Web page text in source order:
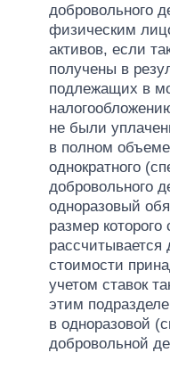
добровольного
физическим
активов, если
получены в
подлежащих в
не были
в полном
однократного
добровольного
одноразовый
размер
рассчитывается
стоимости
учетом ставок
этим
в одноразовой
добровольной